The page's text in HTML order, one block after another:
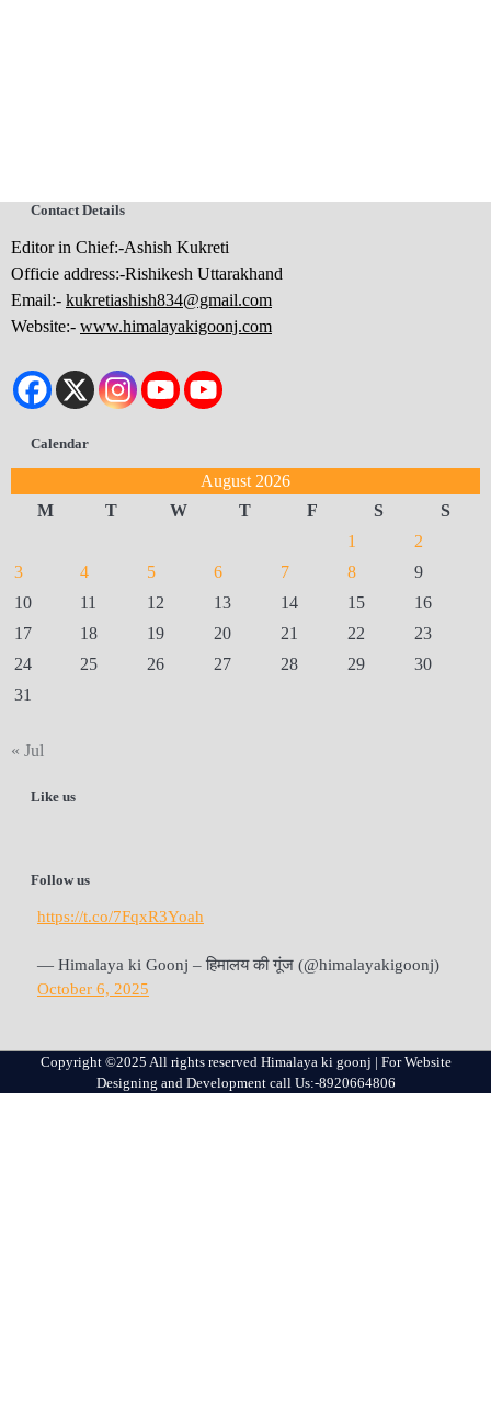
Contact Details
Editor in Chief:-Ashish Kukreti
Officie address:-Rishikesh Uttarakhand
Email:- kukretiashish834@gmail.com
Website:- www.himalayakigoonj.com
Calendar
August 2026
M
T W T F S
S
1
2
3
4 5 6 7 8
9
10
11 12 13 14 15
16
17
18 19 20 21 22
23
24
25 26 27 28 29
30
31
« Jul
Like us
Follow us
https://t.co/7FqxR3Yoah
— Himalaya ki Goonj – हिमालय की गूंज (@himalayakigoonj)
October 6, 2025
Copyright ©2025 All rights reserved Himalaya ki goonj | For Website
Designing and Development call Us:-8920664806